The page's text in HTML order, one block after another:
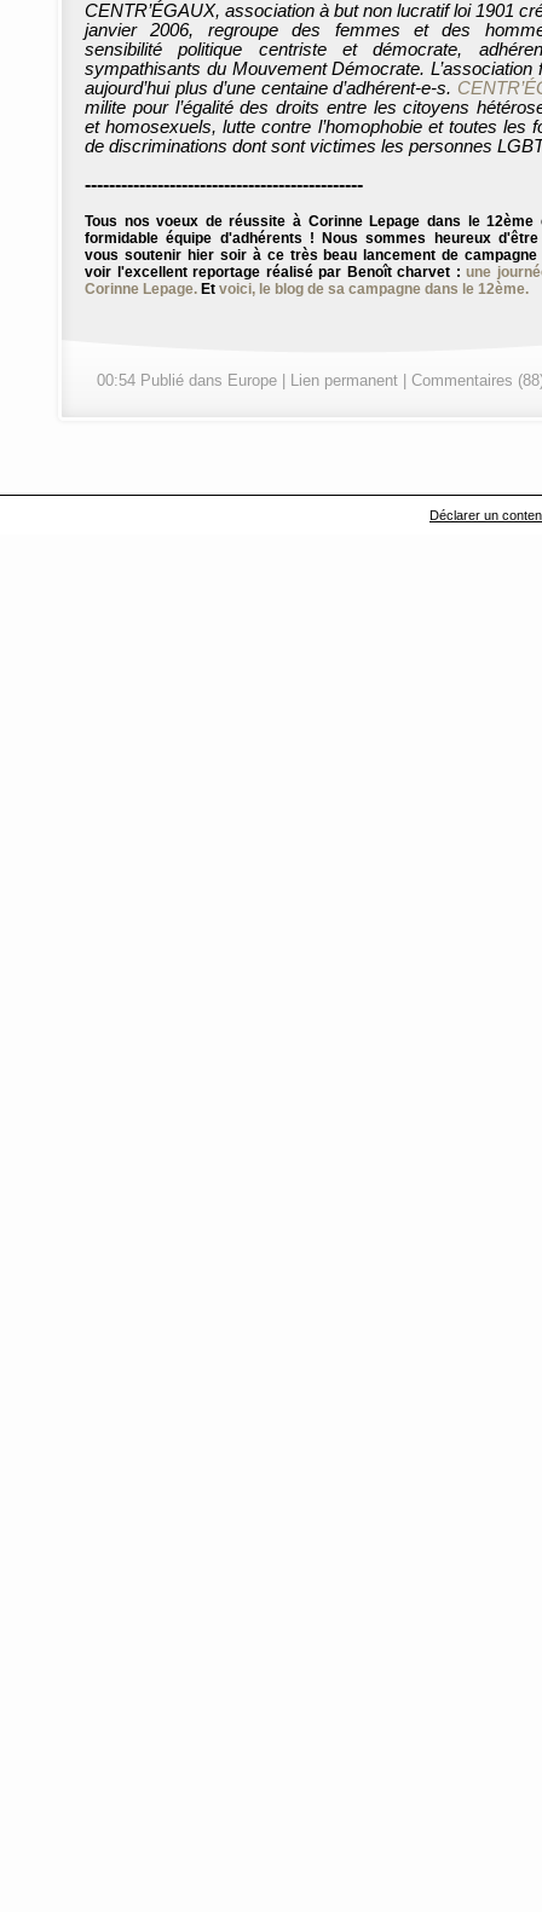
CENTR’ÉGAUX, association à but non lucratif loi 1901
janvier 2006, regroupe des femmes et des
sensibilité politique centriste et démocrate,
sympathisants du Mouvement Démocrate. L’association
aujourd’hui plus d’une centaine d’adhérent-e-s.
milite pour l’égalité des droits entre les citoyens
et homosexuels, lutte contre l’homophobie et toutes les
de discriminations dont sont victimes les personnes
----------------------------------------------
Tous nos voeux de réussite à Corinne Lepage dans le 12ème
formidable équipe d'adhérents ! Nous sommes heureux
vous soutenir hier soir à ce très beau lancement de
voir l'excellent reportage réalisé par Benoît charvet : une
Corinne Lepage. Et voici, le blog de sa campagne dans le 12ème.
00:54 Publié dans Europe Lien permanent Commentaires
Déclarer un